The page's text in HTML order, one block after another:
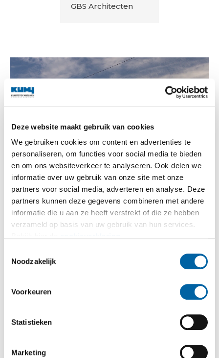
Deze website maakt gebruik van cookies
We gebruiken cookies om content en advertenties te
personaliseren, om functies voor social media te bieden
en om ons websiteverkeer te analyseren. Ook delen we
informatie over uw gebruik van onze site met onze
partners voor social media, adverteren en analyse. Deze
partners kunnen deze gegevens combineren met andere
informatie die u aan ze heeft verstrekt of die ze hebben
verzameld op basis van uw gebruik van hun services.
Noodzakelijk
Voorkeuren
Statistieken
Marketing
GBS Architecten